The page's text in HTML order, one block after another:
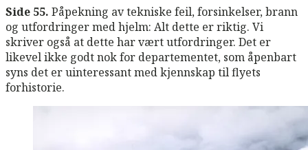
Side 55. Påpekning av tekniske feil, forsinkelser, brann
og utfordringer med hjelm: Alt dette er riktig. Vi
skriver også at dette har vært utfordringer. Det er
likevel ikke godt nok for departementet, som åpenbart
syns det er uinteressant med kjennskap til flyets
forhistorie.